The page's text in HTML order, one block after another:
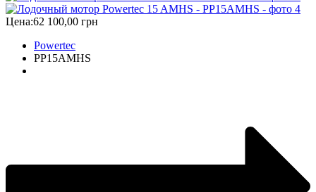
Цена:62 100,00 грн
Powertec
PP15AMHS